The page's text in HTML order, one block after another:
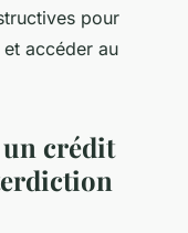
pour
accéder au
crédit